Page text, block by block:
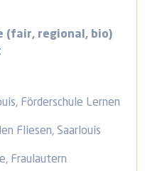
(fair, regional, bio)
Förderschule Lernen
Fliesen, Saarlouis
Fraulautern